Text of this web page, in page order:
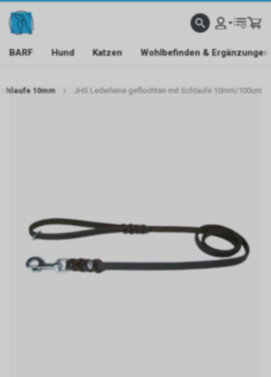
BARF Hund Katzen Wohlbefinden & Ergänzungen
10mm JHS Lederleine geflochten mit Schlaufe 10mm/100cm